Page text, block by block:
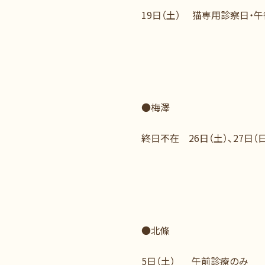
19日（土） 猫専用診察日・
●梅澤
終日不在 26日（土）、27日（日
●北條
5日（土） 午前診療のみ